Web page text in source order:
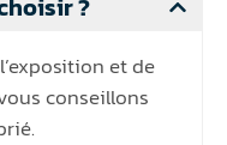
et de
conseillons